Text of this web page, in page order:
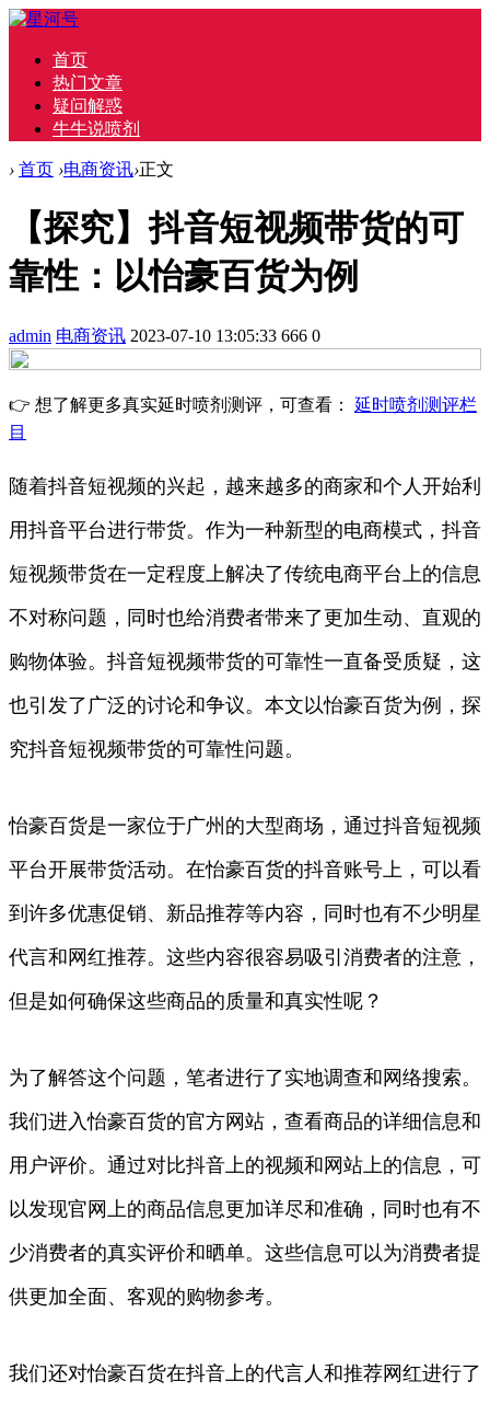
首页
热门文章
疑问解惑
牛牛说喷剂
› 首页 ›电商资讯›正文
【探究】抖音短视频带货的可
靠性：以怡豪百货为例
admin 电商资讯 2023-07-10 13:05:33 666 0
👉 想了解更多真实延时喷剂测评，可查看： 延时喷剂测评栏
目
随着抖音短视频的兴起，越来越多的商家和个人开始利
用抖音平台进行带货。作为一种新型的电商模式，抖音
短视频带货在一定程度上解决了传统电商平台上的信息
不对称问题，同时也给消费者带来了更加生动、直观的
购物体验。抖音短视频带货的可靠性一直备受质疑，这
也引发了广泛的讨论和争议。本文以怡豪百货为例，探
究抖音短视频带货的可靠性问题。
怡豪百货是一家位于广州的大型商场，通过抖音短视频
平台开展带货活动。在怡豪百货的抖音账号上，可以看
到许多优惠促销、新品推荐等内容，同时也有不少明星
代言和网红推荐。这些内容很容易吸引消费者的注意，
但是如何确保这些商品的质量和真实性呢？
为了解答这个问题，笔者进行了实地调查和网络搜索。
我们进入怡豪百货的官方网站，查看商品的详细信息和
用户评价。通过对比抖音上的视频和网站上的信息，可
以发现官网上的商品信息更加详尽和准确，同时也有不
少消费者的真实评价和晒单。这些信息可以为消费者提
供更加全面、客观的购物参考。
我们还对怡豪百货在抖音上的代言人和推荐网红进行了